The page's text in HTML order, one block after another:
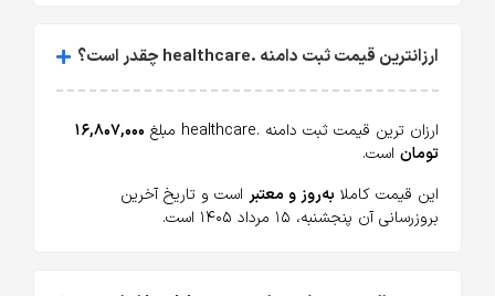
ارزانترین قیمت ثبت دامنه .healthcare چقدر است؟
ارزان ترین قیمت ثبت دامنه .healthcare مبلغ
۱۶,۸۰۷,۰۰۰
تومان است.
این قیمت کاملا به‌روز و معتبر است و تاریخ آخرین
بروزرسانی آن پنجشنبه، ۱۵ مرداد ۱۴۰۵ است.